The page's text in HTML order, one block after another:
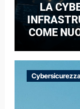
LA
COME
CASO
EUROPEE